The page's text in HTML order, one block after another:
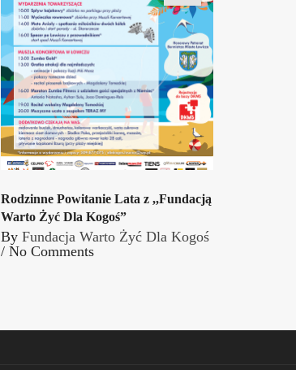
Rodzinne Powitanie Lata z ,,Fundacją
Warto Żyć Dla Kogoś”
By Fundacja Warto Żyć Dla Kogoś
/ No Comments